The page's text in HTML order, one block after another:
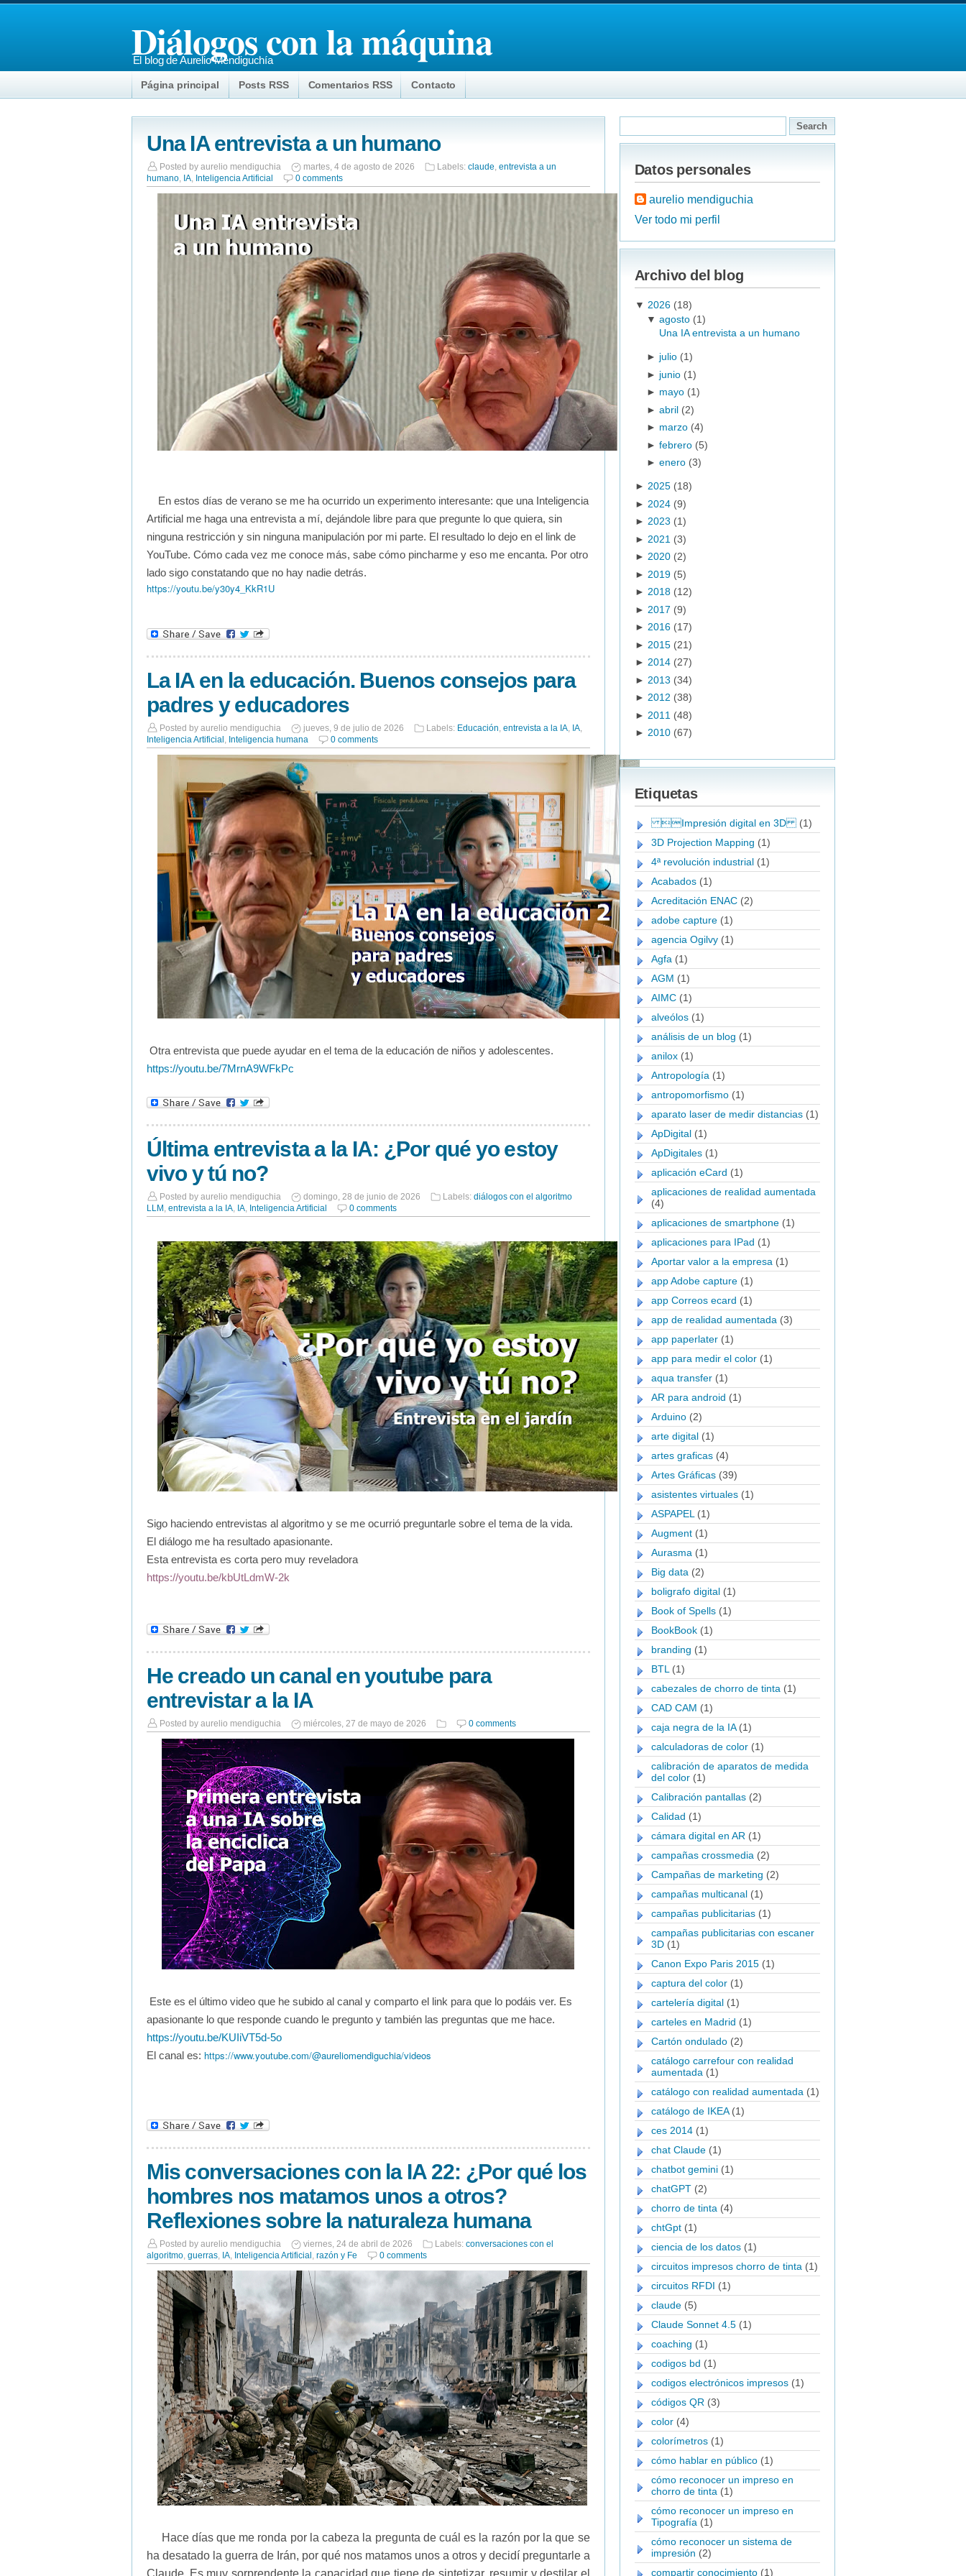
Diálogos con la máquina
El blog de Aurelio Mendiguchía
Página principal Posts RSS Comentarios RSS Contacto
Una IA entrevista a un humano
Posted by aurelio mendiguchia martes, 4 de agosto de 2026 Labels: claude, entrevista a un
humano, IA, Inteligencia Artificial 0 comments
En estos días de verano se me ha ocurrido un experimento interesante: que una Inteligencia
Artificial me haga una entrevista a mí, dejándole libre para que pregunte lo que quiera, sin
ninguna restricción y sin ninguna manipulación por mi parte. El resultado lo dejo en el link de
YouTube. Cómo cada vez me conoce más, sabe cómo pincharme y eso me encanta. Por otro
lado sigo constatando que no hay nadie detrás.
https://youtu.be/y30y4_KkR1U
La IA en la educación. Buenos consejos para
padres y educadores
Posted by aurelio mendiguchia jueves, 9 de julio de 2026 Labels: Educación, entrevista a la IA, IA,
Inteligencia Artificial , Inteligencia humana 0 comments
Otra entrevista que puede ayudar en el tema de la educación de niños y adolescentes.
https://youtu.be/7MrnA9WFkPc
Última entrevista a la IA: ¿Por qué yo estoy
vivo y tú no?
Posted by aurelio mendiguchia domingo, 28 de junio de 2026 Labels: diálogos con el algoritmo
LLM , entrevista a la IA, IA, Inteligencia Artificial 0 comments
Sigo haciendo entrevistas al algoritmo y se me ocurrió preguntarle sobre el tema de la vida.
El diálogo me ha resultado apasionante.
Esta entrevista es corta pero muy reveladora
https://youtu.be/kbUtLdmW-2k
He creado un canal en youtube para
entrevistar a la IA
Posted by aurelio mendiguchia miércoles, 27 de mayo de 2026 0 comments
Este es el último video que he subido al canal y comparto el link para que lo podáis ver. Es
apasionante lo que responde cuando le pregunto y también las preguntas que me hace.
https://youtu.be/KUIiVT5d-5o
El canal es: https://www.youtube.com/@aureliomendiguchia/videos
Mis conversaciones con la IA 22: ¿Por qué los
hombres nos matamos unos a otros?
Reflexiones sobre la naturaleza humana
Posted by aurelio mendiguchia viernes, 24 de abril de 2026 Labels: conversaciones con el
algoritmo, guerras, IA, Inteligencia Artificial , razón y Fe 0 comments
Hace días que me ronda por la cabeza la pregunta de cuál es la razón por la que se
ha desatado la guerra de Irán, por qué nos matamos unos a otros y decidí preguntarle a
Claude. Es muy sorprendente la capacidad que tiene de sintetizar, resumir y destilar el
Datos personales
aurelio mendiguchia
Ver todo mi perfil
Archivo del blog
▼ 2026 (18)
▼agosto (1)
Una IA entrevista a un humano
► julio (1)
► junio (1)
► mayo (1)
►abril (2)
► marzo (4)
►febrero (5)
►enero (3)
► 2025 (18)
► 2024 (9)
► 2023 (1)
► 2021 (3)
► 2020 (2)
► 2019 (5)
► 2018 (12)
► 2017 (9)
► 2016 (17)
► 2015 (21)
► 2014 (27)
► 2013 (34)
► 2012 (38)
► 2011 (48)
► 2010 (67)
Etiquetas
Impresión digital en 3D (1)
3D Projection Mapping (1)
4ª revolución industrial (1)
Acabados (1)
Acreditación ENAC (2)
adobe capture (1)
agencia Ogilvy (1)
Agfa (1)
AGM (1)
AIMC (1)
alveólos (1)
análisis de un blog (1)
anilox (1)
Antropología (1)
antropomorfismo (1)
aparato laser de medir distancias (1)
ApDigital (1)
ApDigitales (1)
aplicación eCard (1)
aplicaciones de realidad aumentada
(4)
aplicaciones de smartphone (1)
aplicaciones para IPad (1)
Aportar valor a la empresa (1)
app Adobe capture (1)
app Correos ecard (1)
app de realidad aumentada (3)
app paperlater (1)
app para medir el color (1)
aqua transfer (1)
AR para android (1)
Arduino (2)
arte digital (1)
artes graficas (4)
Artes Gráficas (39)
asistentes virtuales (1)
ASPAPEL (1)
Augment (1)
Aurasma (1)
Big data (2)
boligrafo digital (1)
Book of Spells (1)
BookBook (1)
branding (1)
BTL (1)
cabezales de chorro de tinta (1)
CAD CAM (1)
caja negra de la IA (1)
calculadoras de color (1)
calibración de aparatos de medida
del color (1)
Calibración pantallas (2)
Calidad (1)
cámara digital en AR (1)
campañas crossmedia (2)
Campañas de marketing (2)
campañas multicanal (1)
campañas publicitarias (1)
campañas publicitarias con escaner
3D (1)
Canon Expo Paris 2015 (1)
captura del color (1)
cartelería digital (1)
carteles en Madrid (1)
Cartón ondulado (2)
catálogo carrefour con realidad
aumentada (1)
catálogo con realidad aumentada (1)
catálogo de IKEA (1)
ces 2014 (1)
chat Claude (1)
chatbot gemini (1)
chatGPT (2)
chorro de tinta (4)
chtGpt (1)
ciencia de los datos (1)
circuitos impresos chorro de tinta (1)
circuitos RFDI (1)
claude (5)
Claude Sonnet 4.5 (1)
coaching (1)
codigos bd (1)
codigos electrónicos impresos (1)
códigos QR (3)
color (4)
colorímetros (1)
cómo hablar en público (1)
cómo reconocer un impreso en
chorro de tinta (1)
cómo reconocer un impreso en
Tipografía (1)
cómo reconocer un sistema de
impresión (2)
compartir conocimiento (1)